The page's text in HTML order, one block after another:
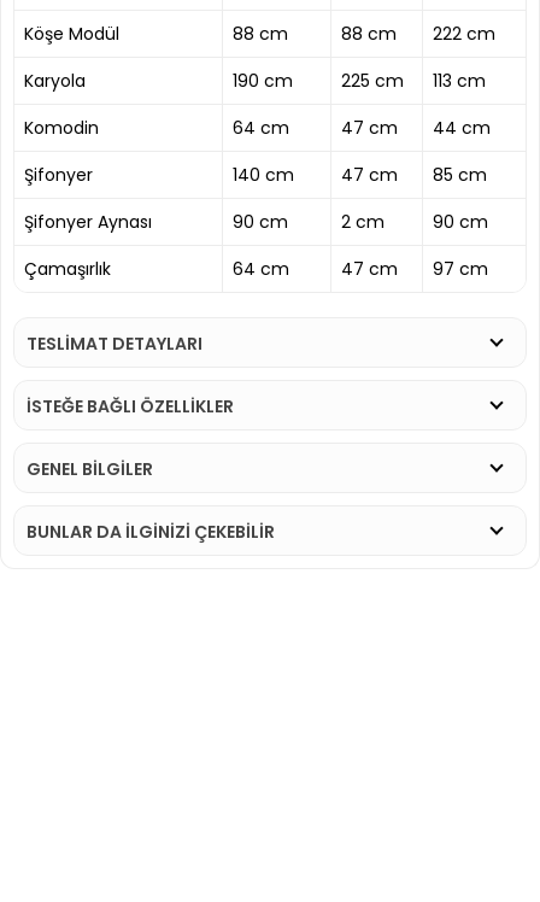
Köşe Modül
88 cm 88 cm
222 cm
Karyola
190 cm 225 cm
113 cm
Komodin
64 cm 47 cm
44 cm
Şifonyer
140 cm 47 cm
85 cm
Şifonyer Aynası
90 cm 2 cm
90 cm
Çamaşırlık
64 cm 47 cm 97 cm
TESLİMAT DETAYLARI
İSTEĞE BAĞLI ÖZELLİKLER
GENEL BİLGİLER
BUNLAR DA İLGINIZI ÇEKEBILIR